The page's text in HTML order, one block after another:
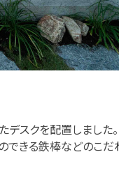
スクを配置しました。
できる鉄棒などのこだ